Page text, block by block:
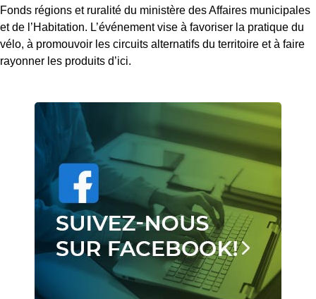
Fonds régions et ruralité du ministère des Affaires municipales
et de l’Habitation. L’événement vise à favoriser la pratique du
vélo, à promouvoir les circuits alternatifs du territoire et à faire
rayonner les produits d’ici.